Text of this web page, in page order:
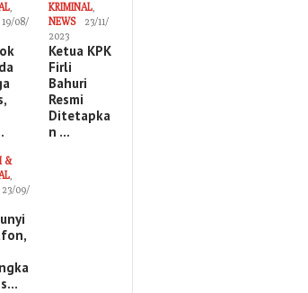
,
19/08/
KRIMINAL
NEWS
23/11/
2023
Ketua KPK
Firli
Bahuri
Resmi
Ditetapka
n …
&
,
23/09/